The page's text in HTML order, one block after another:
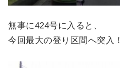
無事に424号に入ると、
今回最大の登り区間へ突入！